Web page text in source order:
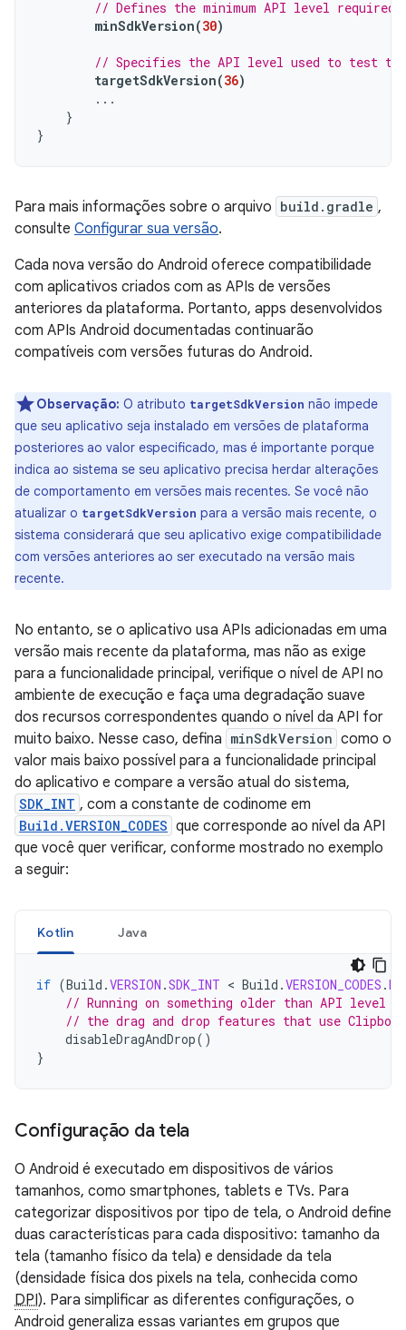
// Defines the minimum API level required
minSdkVersion(30)
// Specifies the API level used to test
targetSdkVersion(36)
...
}
}
Para mais informações sobre o arquivo build.gradle ,
consulte Configurar sua versão.
Cada nova versão do Android oferece compatibilidade
com aplicativos criados com as APIs de versões
anteriores da plataforma. Portanto, apps desenvolvidos
com APIs Android documentadas continuarão
compatíveis com versões futuras do Android.
Observação: O atributo targetSdkVersion não impede
que seu aplicativo seja instalado em versões de plataforma
posteriores ao valor especificado, mas é importante porque
indica ao sistema se seu aplicativo precisa herdar alterações
de comportamento em versões mais recentes. Se você não
atualizar o targetSdkVersion para a versão mais recente, o
sistema considerará que seu aplicativo exige compatibilidade
com versões anteriores ao ser executado na versão mais
recente.
No entanto, se o aplicativo usa APIs adicionadas em uma
versão mais recente da plataforma, mas não as exige
para a funcionalidade principal, verifique o nível de API no
ambiente de execução e faça uma degradação suave
dos recursos correspondentes quando o nível da API for
muito baixo. Nesse caso, defina minSdkVersion como o
valor mais baixo possível para a funcionalidade principal
do aplicativo e compare a versão atual do sistema,
SDK_INT , com a constante de codinome em
Build.VERSION_CODES que corresponde ao nível da API
que você quer verificar, conforme mostrado no exemplo
a seguir:
Kotlin Java
if (Build .VERSION .SDK_INT < Build .VERSION_CODES .
// Running on something older than API level
// the drag and drop features that use
disableDragAndDrop()
}
Configuração da tela
O Android é executado em dispositivos de vários
tamanhos, como smartphones, tablets e TVs. Para
categorizar dispositivos por tipo de tela, o Android define
duas características para cada dispositivo: tamanho da
tela (tamanho físico da tela) e densidade da tela
(densidade física dos pixels na tela, conhecida como
DPI). Para simplificar as diferentes configurações, o
Android generaliza essas variantes em grupos que